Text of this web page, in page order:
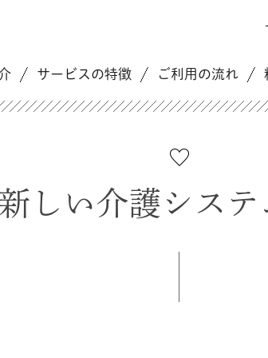
サービスの特徴 ご利用の流れ
しい介護システ